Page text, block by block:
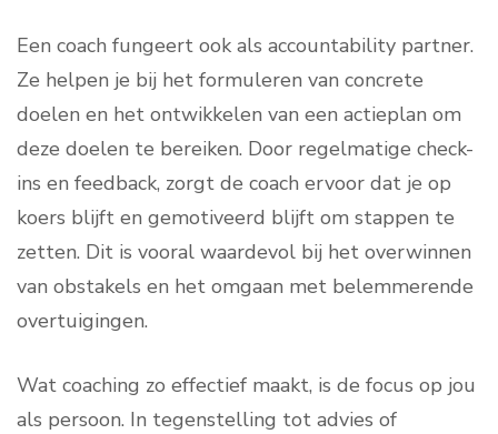
Een coach fungeert ook als accountability partner.
Ze helpen je bij het formuleren van concrete
doelen en het ontwikkelen van een actieplan om
deze doelen te bereiken. Door regelmatige check-
ins en feedback, zorgt de coach ervoor dat je op
koers blijft en gemotiveerd blijft om stappen te
zetten. Dit is vooral waardevol bij het overwinnen
van obstakels en het omgaan met belemmerende
overtuigingen.
Wat coaching zo effectief maakt, is de focus op jou
als persoon. In tegenstelling tot advies of